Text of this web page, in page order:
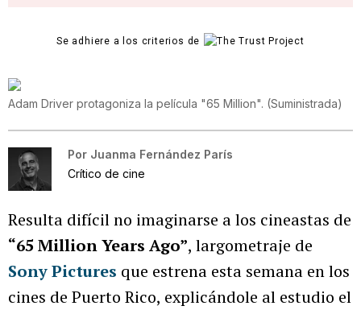
Se adhiere a los criterios de
Adam Driver protagoniza la película "65 Million". (Suministrada)
Por Juanma Fernández París
Crítico de cine
Resulta difícil no imaginarse a los cineastas de
“65 Million Years Ago”, largometraje de
Sony Pictures que estrena esta semana en los
cines de Puerto Rico, explicándole al estudio el